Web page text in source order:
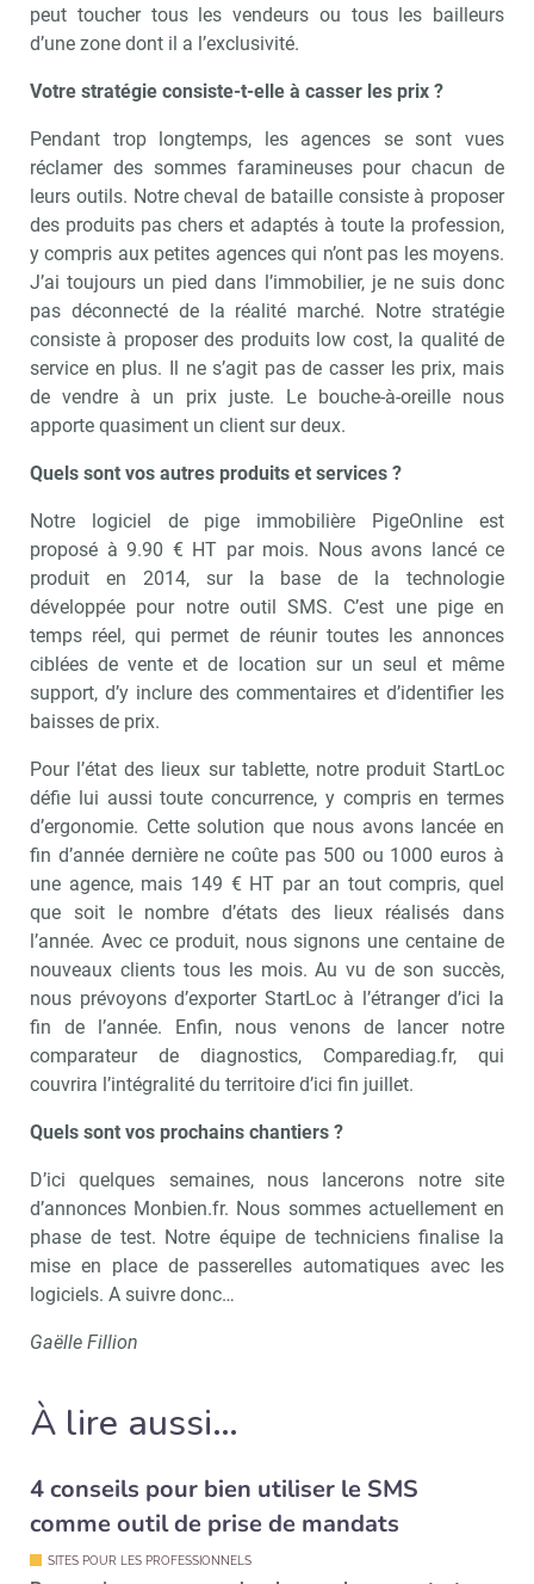
peut toucher tous les vendeurs ou tous les bailleurs
d’une zone dont il a l’exclusivité.
Votre stratégie consiste-t-elle à casser les prix ?
Pendant trop longtemps, les agences se sont vues
réclamer des sommes faramineuses pour chacun de
leurs outils. Notre cheval de bataille consiste à proposer
des produits pas chers et adaptés à toute la profession,
y compris aux petites agences qui n’ont pas les moyens.
J’ai toujours un pied dans l’immobilier, je ne suis donc
pas déconnecté de la réalité marché. Notre stratégie
consiste à proposer des produits low cost, la qualité de
service en plus. Il ne s’agit pas de casser les prix, mais
de vendre à un prix juste. Le bouche-à-oreille nous
apporte quasiment un client sur deux.
Quels sont vos autres produits et services ?
Notre logiciel de pige immobilière PigeOnline est
proposé à 9.90 € HT par mois. Nous avons lancé ce
produit en 2014, sur la base de la technologie
développée pour notre outil SMS. C’est une pige en
temps réel, qui permet de réunir toutes les annonces
ciblées de vente et de location sur un seul et même
support, d’y inclure des commentaires et d’identifier les
baisses de prix.
Pour l’état des lieux sur tablette, notre produit StartLoc
défie lui aussi toute concurrence, y compris en termes
d’ergonomie. Cette solution que nous avons lancée en
fin d’année dernière ne coûte pas 500 ou 1000 euros à
une agence, mais 149 € HT par an tout compris, quel
que soit le nombre d’états des lieux réalisés dans
l’année. Avec ce produit, nous signons une centaine de
nouveaux clients tous les mois. Au vu de son succès,
nous prévoyons d’exporter StartLoc à l’étranger d’ici la
fin de l’année. Enfin, nous venons de lancer notre
comparateur de diagnostics, Comparediag.fr, qui
couvrira l’intégralité du territoire d’ici fin juillet.
Quels sont vos prochains chantiers ?
D’ici quelques semaines, nous lancerons notre site
d’annonces Monbien.fr. Nous sommes actuellement en
phase de test. Notre équipe de techniciens finalise la
mise en place de passerelles automatiques avec les
logiciels. A suivre donc…
Gaëlle Fillion
À lire aussi…
4 conseils pour bien utiliser le SMS
comme outil de prise de mandats
SITES POUR LES PROFESSIONNELS
Recevoir Immo Matin